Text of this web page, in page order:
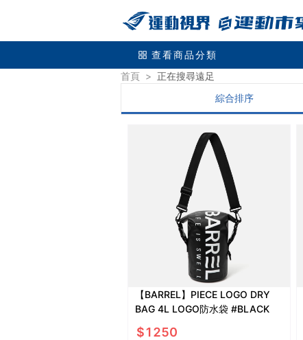
查看商品分類
首頁 > 正在搜尋遠足
綜合排序
【BARREL】PIECE LOGO DRY
BAG 4L LOGO防水袋 #BLACK
$1250